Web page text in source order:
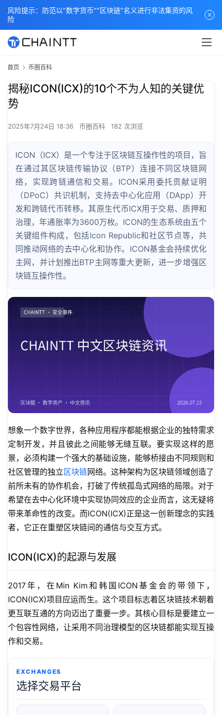
首页 币圈百科
揭秘ICON(ICX)的10个不为人知的关键优
势
2025年7月24日 18:36 币圈百科 182 次浏览
ICON（ICX）是一个专注于区块链互操作性的项目，旨
在通过其区块链传输协议（BTP）连接不同区块链网
络，实现跨链通信和交易。ICON采用委托贡献证明
（DPoC）共识机制，支持去中心化应用（DApp）开
发和跨链代币转移。其原生代币ICX用于交易、质押和
治理，年通胀率为3600万枚。ICON的生态系统由五个
关键组件构成，包括Icon Republic和社区节点等，共
同推动网络的去中心化和协作。ICON基金会持续优化
主网，并计划推出BTP主网等重大更新，进一步增强区
块链互操作性。
想象一个数字世界，各种应用程序都能根据企业的独特需求
定制开发，并且彼此之间能够无缝互联。要实现这样的愿
景，必须构建一个强大的基础设施，能够桥接由不同规则和
社区管理的独立区块链网络。这种架构为区块链领域创造了
前所未有的协作机会，打破了传统孤岛式网络的局限。对于
希望在去中心化环境中实现协同效应的企业而言，这无疑将
带来革命性的改变。而ICON(ICX)正是这一创新理念的实践
者，它正在重塑区块链间的通信与交互方式。
ICON(ICX)的起源与发展
2017年，在Min Kim和韩国ICON基金会的带领下，
ICON(ICX)项目应运而生。这个项目标志着区块链技术朝着
更互联互通的方向迈出了重要一步。其核心目标是要建立一
个包容性网络，让采用不同治理模型的区块链都能实现互操
作和交易。
EXCHANGES
选择交易平台
风险提示：防范以"数字货币""区块链"名义进行非法集资的风
险